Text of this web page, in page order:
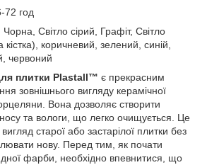
72 год
Чорна, Світло сірий, Графіт, Світло
коричневий, зелений, синій,
червоний
плитки Plastall™ є прекрасним
зовнішнього вигляду керамічної
Вона дозволяє створити
та вологи, що легко очищується. Це
старої або застарілої плитки без
нову. Перед тим, як почати
фарби, необхідно впевнитися, що